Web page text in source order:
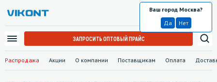
Распродажа Акции О компании Поставщикам Оплата
Москва
Ваш город Москва?
Да
Нет
ЗАПРОСИТЬ ОПТОВЫЙ ПРАЙС